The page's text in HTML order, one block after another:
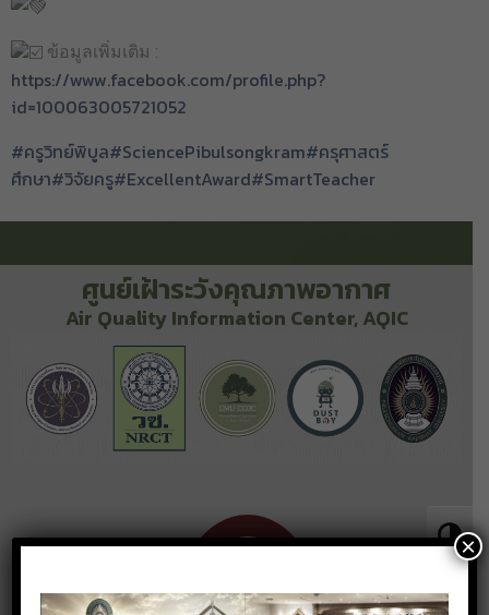
Toggle
Toggle
ข้อมูลเพิ่มเติม :
https://www.facebook.com/profile.php?
id=100063005721052
#ครูวิทย์พิบูล#SciencePibulsongkram#ครุศาสตร์
ศึกษา#วิจัยครู#ExcellentAward#SmartTeacher
ศูนย์เฝ้าระวังคุณภาพอากาศ
Air Quality Information Center, AQIC
×